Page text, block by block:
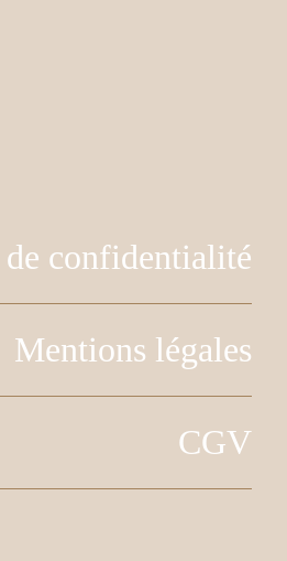
confidentialité
Mentions légales
CGV